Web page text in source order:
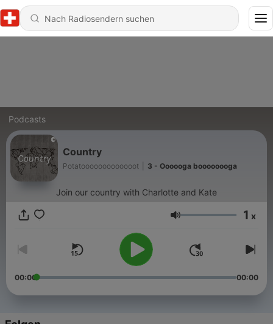
Podcasts
Country
Potatooooooooooooot 3 - Oooooga boooooooga
Join our country with Charlotte and Kate
Lautstärke 1 x
00:00 00:00